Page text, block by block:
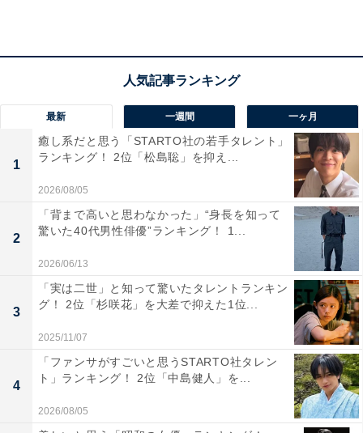
森に囲まれた静かな空間が広がる和歌山の隠れた名所だ
と感じ選びました。アクセスがやや不便で観光客が少な
いため、秘境らしい落ち着いた雰囲気の中で自然を満喫
できます。滝壺の美しさは写真以上で、長期休みを使っ
てゆっくり癒されたいスポットとして魅力的でした」
（20代男性／愛媛県）、「神秘的で、デジタルデトック
スが出来そうなため」（20代女性／神奈川県）といった
声が集まりました。
最新 一週間 一ヶ月
1
癒し系だと思う「STARTO社の若手タレント」
ランキング！ 2位「松島聡」を抑え...
2026/08/05
2
「背まで高いと思わなかった」“身長を知って
驚いた40代男性俳優”ランキング！ 1...
2026/06/13
3
「実は二世」と知って驚いたタレントランキン
グ！ 2位「杉咲花」を大差で抑えた1位...
2025/11/07
4
「ファンサがすごいと思うSTARTO社タレン
ト」ランキング！ 2位「中島健人」を...
2026/08/05